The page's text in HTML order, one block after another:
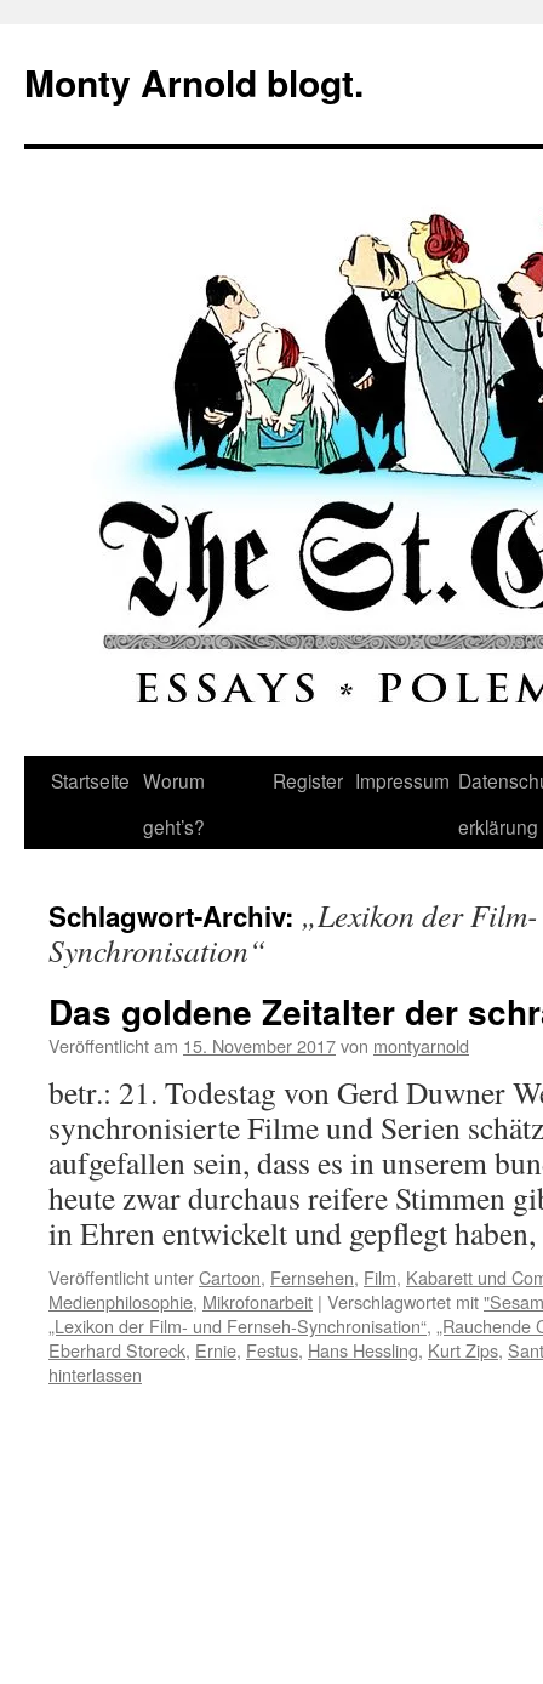
springen
Monty Arnold blogt.
Startseite Worum
geht’s?
Register Impressum
erklärung
Schlagwort-Archiv: „Lexikon der
Synchronisation“
Das goldene Zeitalter der
Veröffentlicht am 15. November 2017von montyarnold
betr.: 21. Todestag von Gerd Duwner
synchronisierte Filme und Serien
aufgefallen sein, dass es in unserem
heute zwar durchaus reifere Stimmen
in Ehren entwickelt und gepflegt
Veröffentlicht unterCartoon, Fernsehen, Film, Kabarett und
Medienphilosophie, Mikrofonarbeit | Verschlagwortet mit
„Lexikon der Film- und Fernseh-Synchronisation“, „Rauchende
Eberhard Storeck, Ernie, Festus, Hans Hessling, Kurt Zips,
hinterlassen